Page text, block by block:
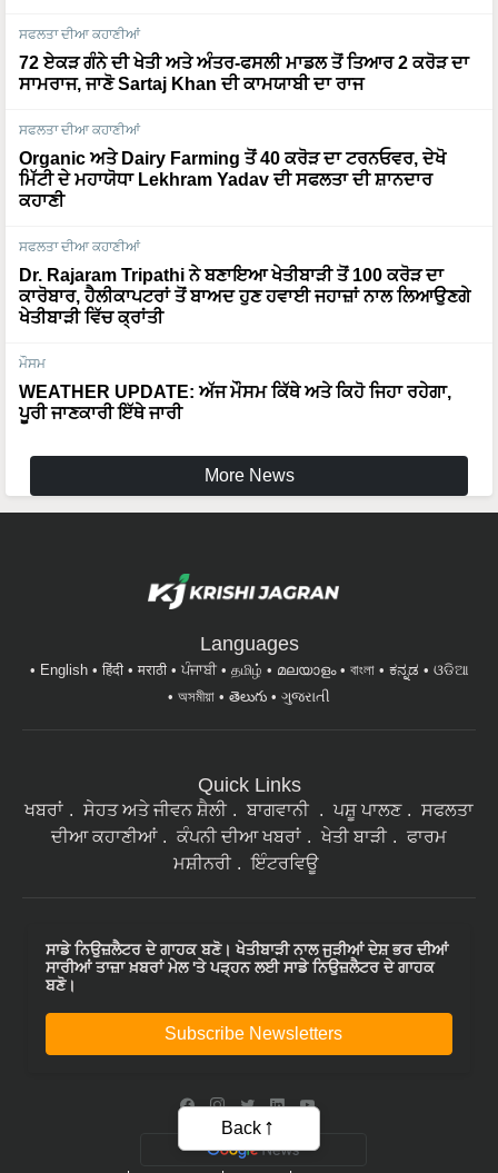
ਸਫਲਤਾ ਦੀਆ ਕਹਾਣੀਆਂ
72 ਏਕੜ ਗੰਨੇ ਦੀ ਖੇਤੀ ਅਤੇ ਅੰਤਰ-ਫਸਲੀ ਮਾਡਲ ਤੋਂ ਤਿਆਰ 2 ਕਰੋੜ ਦਾ
ਸਾਮਰਾਜ, ਜਾਣੋ Sartaj Khan ਦੀ ਕਾਮਯਾਬੀ ਦਾ ਰਾਜ
ਸਫਲਤਾ ਦੀਆ ਕਹਾਣੀਆਂ
Organic ਅਤੇ Dairy Farming ਤੋਂ 40 ਕਰੋੜ ਦਾ ਟਰਨਓਵਰ, ਦੇਖੋ
ਮਿੱਟੀ ਦੇ ਮਹਾਯੋਧਾ Lekhram Yadav ਦੀ ਸਫਲਤਾ ਦੀ ਸ਼ਾਨਦਾਰ
ਕਹਾਣੀ
ਸਫਲਤਾ ਦੀਆ ਕਹਾਣੀਆਂ
Dr. Rajaram Tripathi ਨੇ ਬਣਾਇਆ ਖੇਤੀਬਾੜੀ ਤੋਂ 100 ਕਰੋੜ ਦਾ
ਕਾਰੋਬਾਰ, ਹੈਲੀਕਾਪਟਰਾਂ ਤੋਂ ਬਾਅਦ ਹੁਣ ਹਵਾਈ ਜਹਾਜ਼ਾਂ ਨਾਲ ਲਿਆਉਣਗੇ
ਖੇਤੀਬਾੜੀ ਵਿੱਚ ਕ੍ਰਾਂਤੀ
ਮੌਸਮ
WEATHER UPDATE: ਅੱਜ ਮੌਸਮ ਕਿੱਥੇ ਅਤੇ ਕਿਹੋ ਜਿਹਾ ਰਹੇਗਾ,
ਪੂਰੀ ਜਾਣਕਾਰੀ ਇੱਥੇ ਜਾਰੀ
More News
Languages
English हिंदी मराठी ਪੰਜਾਬੀ தமிழ் മലയാളം বাংলা ಕನ್ನಡ
ଓଡିଆ
অসমীয়া
తెలుగు ગુજરાતી
Quick Links
ਖਬਰਾਂ ਸੇਹਤ ਅਤੇ ਜੀਵਨ ਸ਼ੈਲੀ ਬਾਗਵਾਨੀ ਪਸ਼ੂ ਪਾਲਣ
ਸਫਲਤਾ
ਦੀਆ ਕਹਾਣੀਆਂ
ਕੰਪਨੀ ਦੀਆ ਖਬਰਾਂ ਖੇਤੀ ਬਾੜੀ
ਫਾਰਮ
ਮਸ਼ੀਨਰੀ
ਇੰਟਰਵਿਊ
ਸਾਡੇ ਨਿਉਜ਼ਲੈਟਰ ਦੇ ਗਾਹਕ ਬਣੋ। ਖੇਤੀਬਾੜੀ ਨਾਲ ਜੁੜੀਆਂ ਦੇਸ਼ ਭਰ ਦੀਆਂ
ਸਾਰੀਆਂ ਤਾਜ਼ਾ ਖ਼ਬਰਾਂ ਮੇਲ 'ਤੇ ਪੜ੍ਹਨ ਲਈ ਸਾਡੇ ਨਿਉਜ਼ਲੈਟਰ ਦੇ ਗਾਹਕ
ਬਣੋ।
Subscribe Newsletters
Back